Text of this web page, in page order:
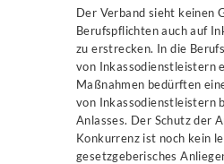
Der Verband sieht keinen
Berufspflichten auch auf
zu erstrecken. In die
von Inkassodienstleistern
Maßnahmen bedürften
von Inkassodienstleistern
Anlasses. Der Schutz der
Konkurrenz ist noch kein
gesetzgeberisches